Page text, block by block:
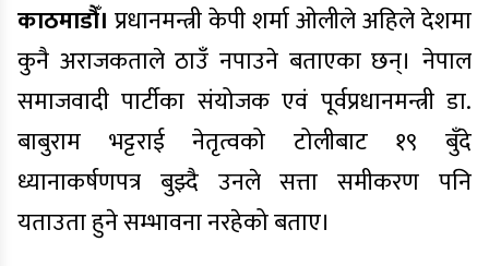
काठमाडौँ। प्रधानमन्त्री केपी शर्मा ओलीले अहिले देशमा
कुनै अराजकताले ठाउँ नपाउने बताएका छन्। नेपाल
समाजवादी पार्टीका संयोजक एवं पूर्वप्रधानमन्त्री डा.
बाबुराम भट्टराई नेतृत्वको टोलीबाट १९ बुँदे
ध्यानाकर्षणपत्र बुझ्दै उनले सत्ता समीकरण पनि
यताउता हुने सम्भावना नरहेको बताए।